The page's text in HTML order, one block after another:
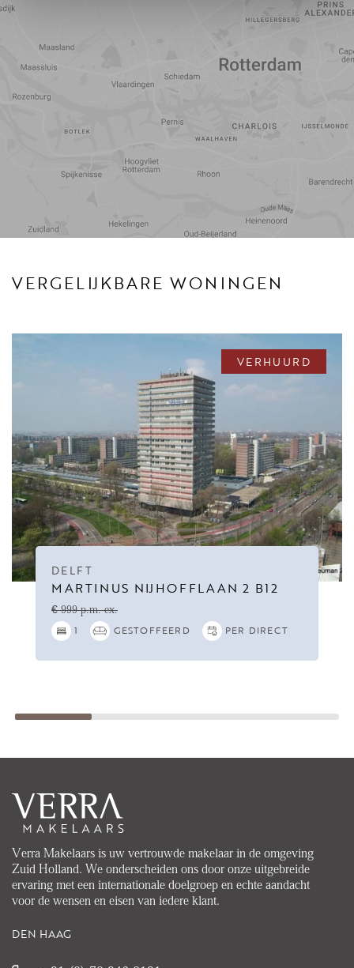
Voorzieningen
VERGELIJKBARE WONINGEN
VERHUURD
DELFT
MARTINUS NIJHOFFLAAN 2 B12
€ 999 p.m. ex.
1 GESTOFFEERD PER DIRECT
Verra Makelaars is uw vertrouwde makelaar in de omgeving
Zuid Holland. We onderscheiden ons door onze uitgebreide
ervaring met een internationale doelgroep en echte aandacht
voor de wensen en eisen van iedere klant.
DEN HAAG